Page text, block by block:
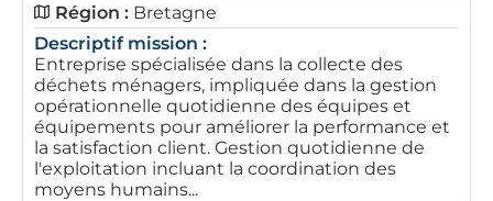
Région : Bretagne
Descriptif mission :
Entreprise spécialisée dans la collecte des
déchets ménagers, impliquée dans la gestion
opérationnelle quotidienne des équipes et
équipements pour améliorer la performance et
la satisfaction client. Gestion quotidienne de
l'exploitation incluant la coordination des
moyens humains...